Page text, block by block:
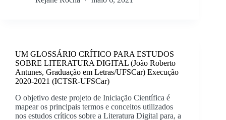
UM GLOSSÁRIO CRÍTICO PARA ESTUDOS
SOBRE LITERATURA DIGITAL (João Roberto
Antunes, Graduação em Letras/UFSCar) Execução
2020-2021 (ICTSR-UFSCar)
O objetivo deste projeto de Iniciação Científica é
mapear os principais termos e conceitos utilizados
nos estudos críticos sobre a Literatura Digital para, a